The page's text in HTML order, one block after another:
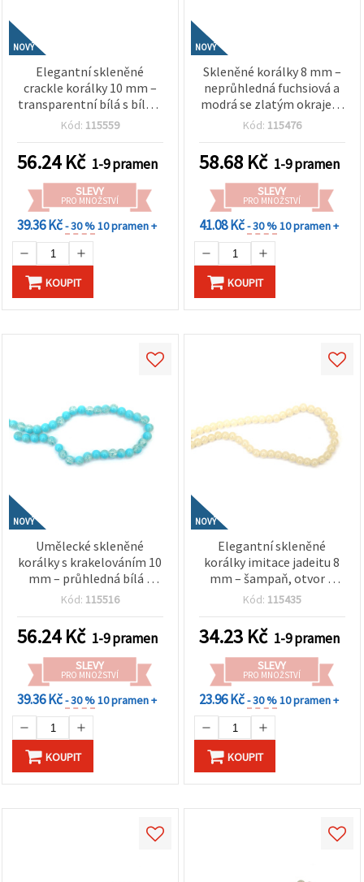
NOVÝ
Elegantní skleněné
crackle korálky 10 mm –
transparentní bílá s bílým
nátěrem, průvlek 1 mm,
na výrobu
minimalistických šperků a
stylové handmade tvoření
Kód: 115559
56.24Kč 1-9 pramen
SLEVY
PRO MNOŽSTVÍ
39.36 Kč- 30 %10 pramen +
KOUPIT
NOVÝ
Skleněné korálky 8 mm –
neprůhledná fuchsiová a
modrá se zlatým okrajem
(barva), průvlek 1 mm,
pro výrobu výrazných
šperků a originálních
handmade dekorací
Kód: 115476
58.68 Kč 1-9 pramen
SLEVY
PRO MNOŽSTVÍ
41.08 Kč- 30 %10 pramen +
KOUPIT
NOVÝ
Umělecké skleněné
korálky s krakelováním 10
mm – průhledná bílá s
modrým nátěrem, otvor 1
ideální na výrobu
elegantních šperků a
originální handmade
tvoření
Kód: 115516
56.24Kč 1-9 pramen
SLEVY
PRO MNOŽSTVÍ
39.36 Kč- 30 %10 pramen +
KOUPIT
NOVÝ
Elegantní skleněné
korálky imitace jadeitu 8
mm – šampaň, otvor 1
mm, šňůra cca 105 ks –
luxusní ruční tvoření
Kód: 115435
34.23 Kč 1-9 pramen
SLEVY
PRO MNOŽSTVÍ
23.96 Kč- 30 %10 pramen +
KOUPIT